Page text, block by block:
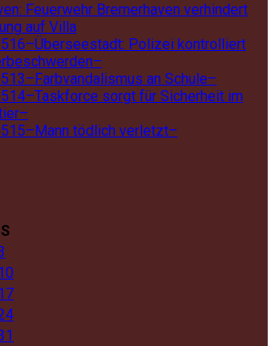
Feuerwehr Bremerhaven verhindert
auf Villa
Polizei kontrolliert
an Schule–
sorgt für Sicherheit im
tödlich verletzt–
S